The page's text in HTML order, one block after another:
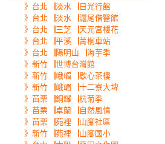
》台北▕淡水▕日光行館
》台北▕淡水▕滬尾偕醫館
》台北▕三芝▕天元宮櫻花
》台北▕平溪▕菁桐車站
》台北▕陽明山▕海芋季
》新竹▕世博台灣館
》新竹▕峨嵋▕歇心茶樓
》新竹▕峨嵋▕十二寮大埤
》苗栗▕銅鑼▕杭菊季
》苗栗▕卓蘭▕自然風情
》苗栗▕苑裡▕山腳社區
》新竹▕苑裡▕山腳國小